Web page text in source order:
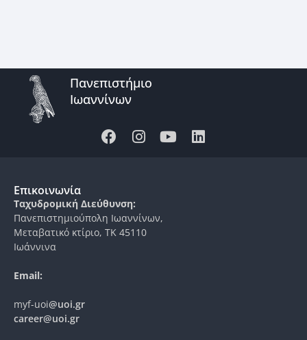
Πανεπιστήμιο
Ιωαννίνων
Επικοινωνία
Ταχυδρομική Διεύθυνση:
Πανεπιστημιούπολη Ιωαννίνων,
Μεταβατικό κτίριο, ΤΚ 45110
Ιωάννινα
Email:
myf-uoi@uoi.gr
career@uoi.gr